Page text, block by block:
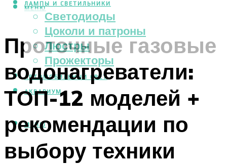
ЛАМПЫ И СВЕТИЛЬНИКИ
Светодиоды
Цоколи и патроны
Люстры
Прожекторы
АВТОМОБИЛЬНЫЙ СВЕТ
АКВАРИУМ
МЕНЮ
МЕНЮ
Проточные газовые
водонагреватели:
ТОП-12 моделей +
рекомендации по
выбору техники